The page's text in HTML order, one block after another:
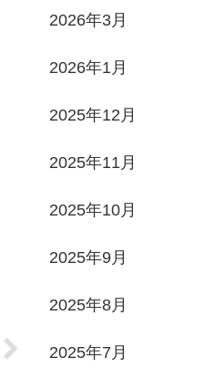
2026年3月
2026年1月
2025年12月
2025年11月
2025年10月
2025年9月
2025年8月
2025年7月